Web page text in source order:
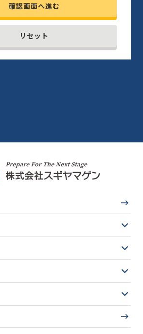
確認画面へ進む
リセット